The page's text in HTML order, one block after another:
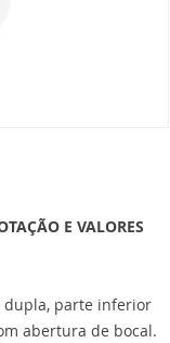
E VALORES
dupla, parte inferior
abertura de bocal.